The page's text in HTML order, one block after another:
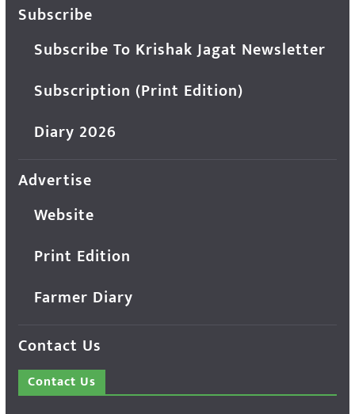
Subscribe
Subscribe To Krishak Jagat Newsletter
Subscription (Print Edition)
Diary 2026
Advertise
Website
Print Edition
Farmer Diary
Contact Us
Contact Us